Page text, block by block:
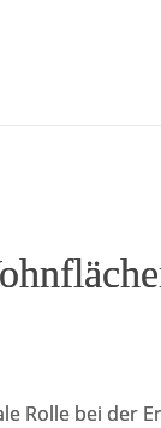
Rolle bei der